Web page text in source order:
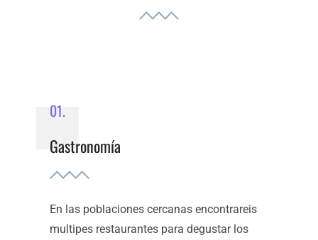
01.
Gastronomía
En las poblaciones cercanas encontrareis
multipes restaurantes para degustar los